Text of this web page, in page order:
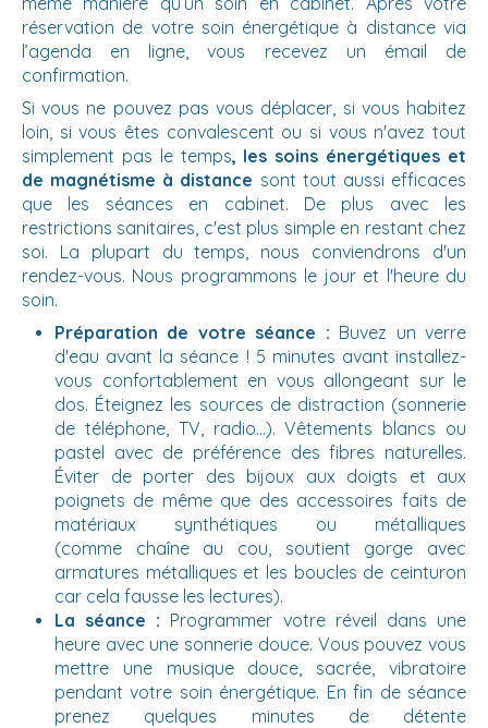
réservation de votre soin énergétique à distance via
l’agenda en ligne, vous recevez un émail de
confirmation.
Si vous ne pouvez pas vous déplacer, si vous habitez
loin, si vous êtes convalescent ou si vous n'avez tout
simplement pas le temps, les soins énergétiques et
de magnétisme à distance sont tout aussi efficaces
que les séances en cabinet. De plus avec les
restrictions sanitaires, c'est plus simple en restant chez
soi. La plupart du temps, nous conviendrons d'un
rendez-vous. Nous programmons le jour et l'heure du
soin.
Préparation de votre séance : Buvez un verre
d'eau avant la séance ! 5 minutes avant installez-
vous confortablement en vous allongeant sur le
dos. Éteignez les sources de distraction (sonnerie
de téléphone, TV, radio...). Vêtements blancs ou
pastel avec de préférence des fibres naturelles.
Éviter de porter des bijoux aux doigts et aux
poignets de même que des accessoires faits de
matériaux synthétiques ou métalliques
(comme chaîne au cou, soutient gorge avec
armatures métalliques et les boucles de ceinturon
car cela fausse les lectures).
La séance : Programmer votre réveil dans une
heure avec une sonnerie douce. Vous pouvez vous
mettre une musique douce, sacrée, vibratoire
pendant votre soin énergétique. En fin de séance
prenez quelques minutes de détente